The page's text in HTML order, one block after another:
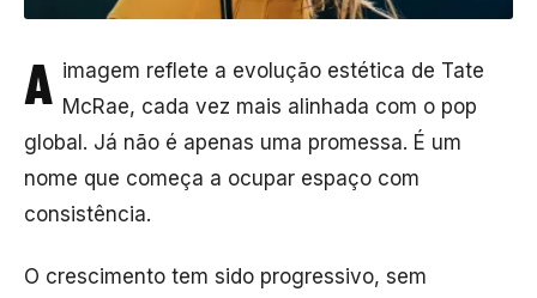
A imagem reflete a evolução estética de Tate
McRae, cada vez mais alinhada com o pop
global. Já não é apenas uma promessa. É um
nome que começa a ocupar espaço com
consistência.
O crescimento tem sido progressivo, sem